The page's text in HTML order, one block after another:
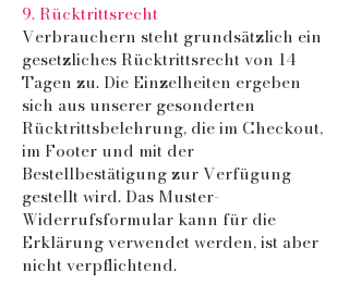
9. Rücktrittsrecht
Verbrauchern steht grundsätzlich ein
gesetzliches Rücktrittsrecht von 14
Tagen zu. Die Einzelheiten ergeben
sich aus unserer gesonderten
Rücktrittsbelehrung, die im Checkout,
im Footer und mit der
Bestellbestätigung zur Verfügung
gestellt wird. Das Muster-
Widerrufsformular kann für die
Erklärung verwendet werden, ist aber
nicht verpflichtend.